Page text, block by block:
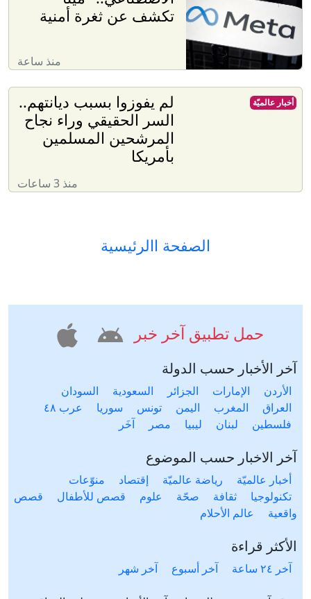
تكشف عن ثغرة أمنية
منذ ساعة
لم يفوزوا بسبب ديانتهم..
السر الحقيقي وراء نجاح
المرشحين المسلمين
بأمريكا
منذ 3 ساعات
أخبار عالميّة
الصفحة االرئيسية
حمل تطبيق آخر خبر
آخر الأخبار حسب الدولة
الأردن الإمارات الجزائر السعودية
السودان
العراق
المغرب اليمن تونس سوريا
عرب ٤٨
فلسطين
لبنان ليبيا مصر آخَر
آخر الاخبار حسب الموضوع
أخبار عالميّة رياضة عالميّة إقتصاد
منوّعات
تكنولوجيا
ثقافة صحّة علوم قصص للأطفال
قصص
واقعية
عالم الأحلام
الأكثر قراءة
آخر ٢٤ ساعة آخر أسبوع آخر شهر